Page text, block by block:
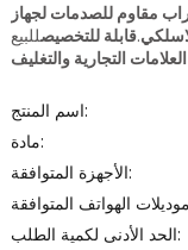
.قابلة للتخصيصللبيع
التجارية والتغليف
اسم المنتج:
مادة:
الأجهزة المتوافقة:
الحد الأدنى لكمية الطلب: